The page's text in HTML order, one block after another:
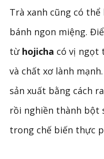
Trà xanh cũng có
bánh ngon miệng.
từ hojicha có vị ngọt
và chất xơ lành
sản xuất bằng cách
rồi nghiền thành bột
trong chế biến thực